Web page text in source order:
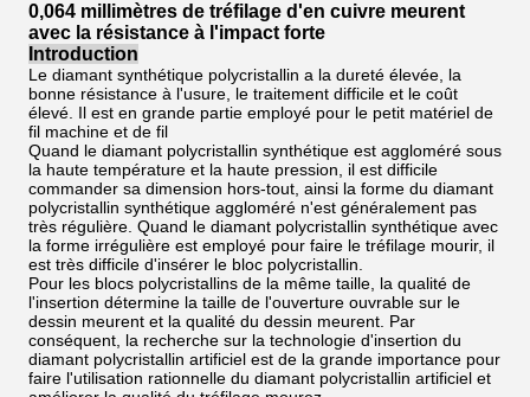
0,064 millimètres de tréfilage d'en cuivre meurent
avec la résistance à l'impact forte
Introduction
Le diamant synthétique polycristallin a la dureté élevée, la
bonne résistance à l'usure, le traitement difficile et le coût
élevé. Il est en grande partie employé pour le petit matériel de
fil machine et de fil
Quand le diamant polycristallin synthétique est aggloméré sous
la haute température et la haute pression, il est difficile
commander sa dimension hors-tout, ainsi la forme du diamant
polycristallin synthétique aggloméré n'est généralement pas
très régulière. Quand le diamant polycristallin synthétique avec
la forme irrégulière est employé pour faire le tréfilage mourir, il
est très difficile d'insérer le bloc polycristallin.
Pour les blocs polycristallins de la même taille, la qualité de
l'insertion détermine la taille de l'ouverture ouvrable sur le
dessin meurent et la qualité du dessin meurent. Par
conséquent, la recherche sur la technologie d'insertion du
diamant polycristallin artificiel est de la grande importance pour
faire l'utilisation rationnelle du diamant polycristallin artificiel et